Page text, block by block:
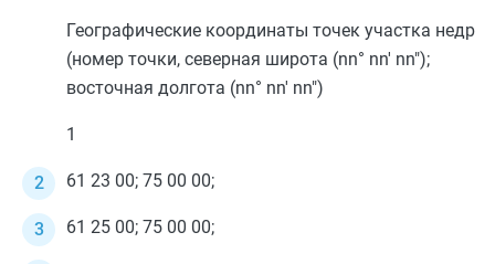
Географические координаты точек участка недр
(номер точки, северная широта (nn° nn' nn");
восточная долгота (nn° nn' nn")
1
61 23 00; 75 00 00;
61 25 00; 75 00 00;